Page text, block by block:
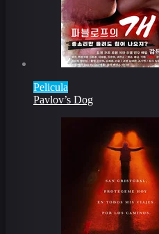
Pelicula
Pavlov’s Dog